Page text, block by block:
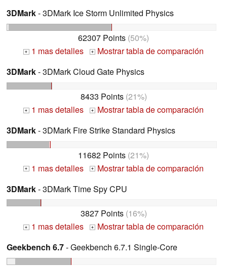
3DMark- 3DMark Ice Storm Unlimited Physics
62307 Points (50%)
+ 1 mas detalles +
Mostrar tabla de comparación
3DMark- 3DMark Cloud Gate Physics
8433 Points(21%)
+ 1 mas detalles +
Mostrar tabla de comparación
3DMark- 3DMark Fire Strike Standard Physics
11682 Points (21%)
+ 1 mas detalles +
Mostrar tabla de comparación
3DMark- 3DMark Time Spy CPU
3827 Points(16%)
+ 1 mas detalles +
Mostrar tabla de comparación
Geekbench 6.7- Geekbench 6.7.1 Single-Core